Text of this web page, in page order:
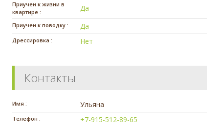
Приучен к жизни в
квартире :
Да
Приучен к поводку : Да
Дрессировка : Нет
Контакты
Имя : Ульяна
Телефон : +7-915-512-89-65